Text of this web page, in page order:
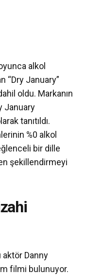
alkol
“Dry January”
oldu. Markanın
January
tanıtıldı.
%0 alkol
bir dille
şekillendirmeyi
aktör Danny
filmi bulunuyor.